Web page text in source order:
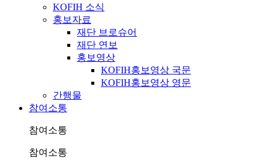
KOFIH 소식
홍보자료
재단 브로슈어
재단 연보
홍보영상
KOFIH홍보영상 국문
KOFIH홍보영상 영문
간행물
참여소통
참여소통
참여소통